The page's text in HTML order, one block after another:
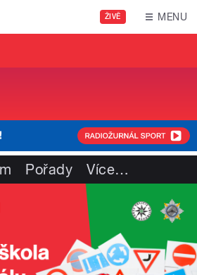
ŽIVĚ MENU
Pořady Více…